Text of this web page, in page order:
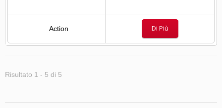
Di Più
Risultato 1 - 5 di 5